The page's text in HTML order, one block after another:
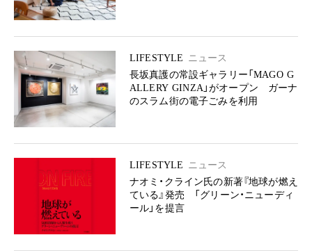
LIFESTYLE ニュース
長坂真護の常設ギャラリー「MAGO G
ALLERY GINZA」がオープン ガーナ
のスラム街の電子ごみを利用
LIFESTYLE ニュース
ナオミ・クライン氏の新著『地球が燃え
ている』発売 「グリーン・ニューディ
ール」を提言